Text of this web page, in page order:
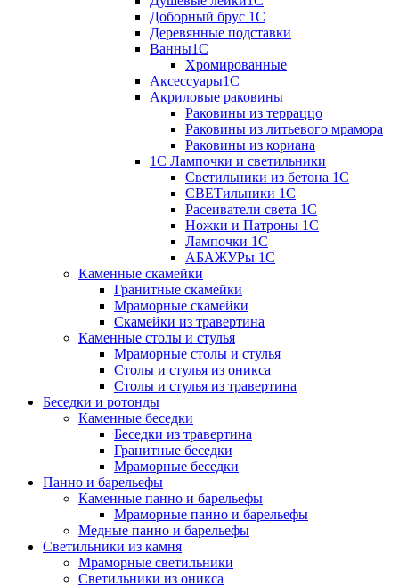
Доборный брус 1С
Деревянные подставки
Ванны1С
Хромированные
Аксессуары1С
Акриловые раковины
Раковины из терраццо
Раковины из литьевого мрамора
Раковины из кориана
1С Лампочки и светильники
Светильники из бетона 1С
СВЕТильники 1С
Расеиватели света 1С
Ножки и Патроны 1С
Лампочки 1С
АБАЖУРы 1С
Каменные скамейки
Гранитные скамейки
Мраморные скамейки
Скамейки из травертина
Каменные столы и стулья
Мраморные столы и стулья
Столы и стулья из оникса
Столы и стулья из травертина
Беседки и ротонды
Каменные беседки
Беседки из травертина
Гранитные беседки
Мраморные беседки
Панно и барельефы
Каменные панно и барельефы
Мраморные панно и барельефы
Медные панно и барельефы
Светильники из камня
Мраморные светильники
Светильники из оникса